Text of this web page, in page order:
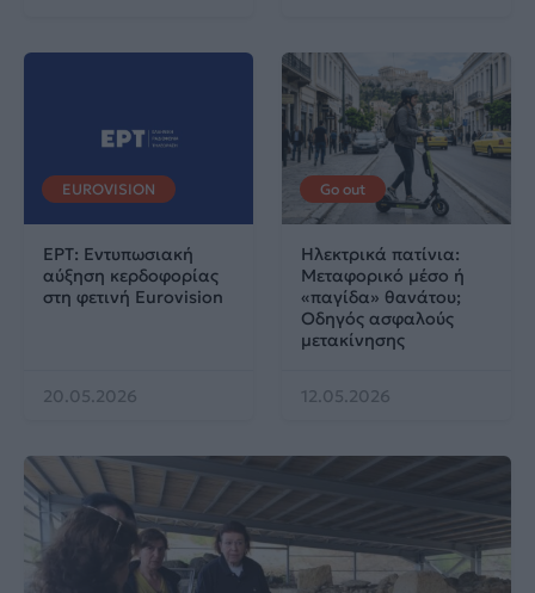
EUROVISION
ΕΡΤ: Εντυπωσιακή
αύξηση κερδοφορίας
στη φετινή Eurovision
20.05.2026
Go out
Ηλεκτρικά πατίνια:
Μεταφορικό μέσο ή
«παγίδα» θανάτου;
Οδηγός ασφαλούς
μετακίνησης
12.05.2026